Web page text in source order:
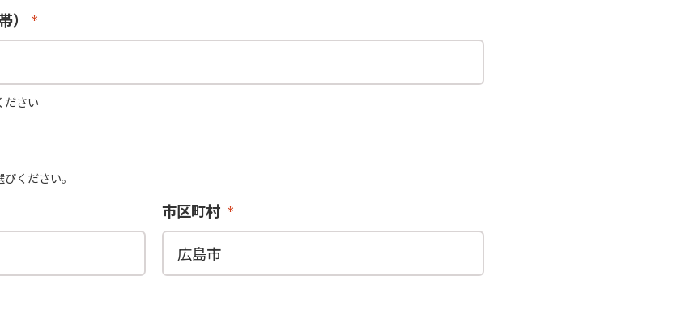
）
ださい
ください。
市区町村